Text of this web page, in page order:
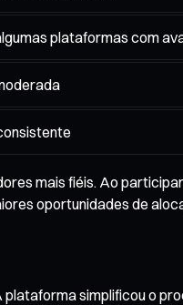
plataformas com
mais fiéis. Ao
oportunidades de
simplificou o